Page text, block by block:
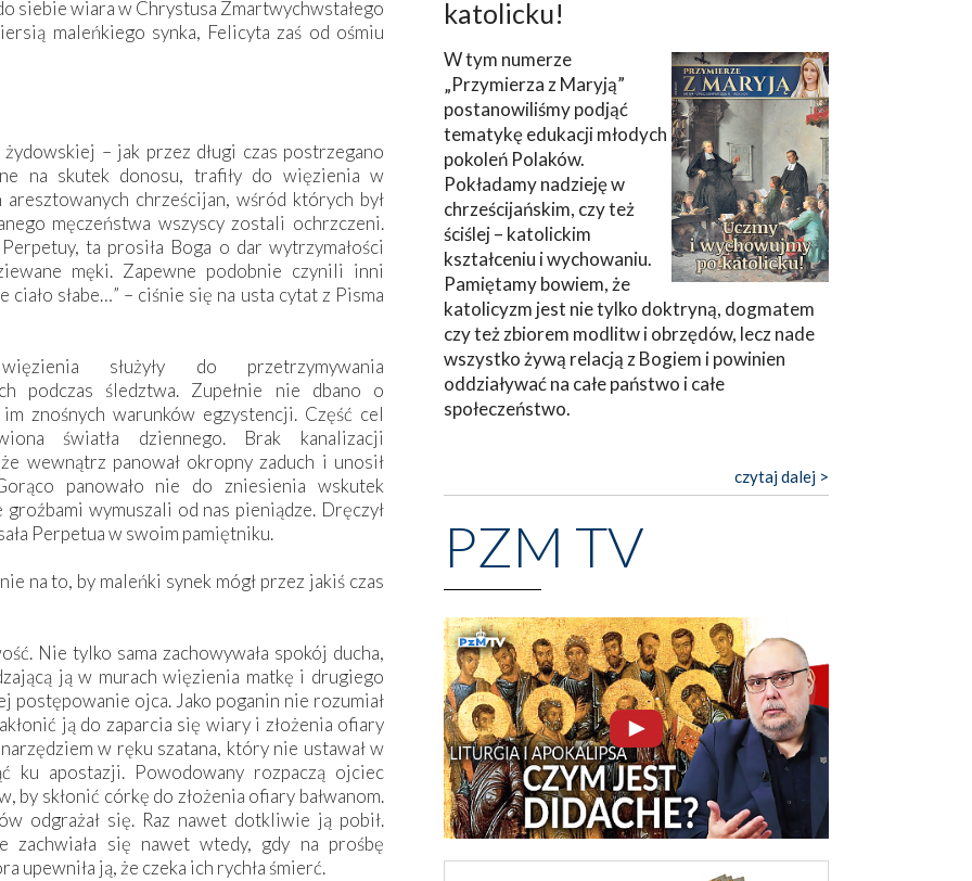
siebie wiara w Chrystusa Zmartwychwstałego
maleńkiego synka, Felicyta zaś od ośmiu
– jak przez długi czas postrzegano
na skutek donosu, trafiły do więzienia w
chrześcijan, wśród których był
męczeństwa wszyscy zostali ochrzczeni.
ta prosiła Boga o dar wytrzymałości
męki. Zapewne podobnie czynili inni
słabe…” – ciśnie się na usta cytat z Pisma
służyły do przetrzymywania
podczas śledztwa. Zupełnie nie dbano o
znośnych warunków egzystencji. Część cel
światła dziennego. Brak kanalizacji
wewnątrz panował okropny zaduch i unosił
panowało nie do zniesienia wskutek
wymuszali od nas pieniądze. Dręczył
Perpetua w swoim pamiętniku.
na to, by maleńki synek mógł przez jakiś czas
Nie tylko sama zachowywała spokój ducha,
ją w murach więzienia matkę i drugiego
postępowanie ojca. Jako poganin nie rozumiał
ją do zaparcia się wiary i złożenia ofiary
w ręku szatana, który nie ustawał w
ku apostazji. Powodowany rozpaczą ojciec
by skłonić córkę do złożenia ofiary bałwanom.
odgrażał się. Raz nawet dotkliwie ją pobił.
zachwiała się nawet wtedy, gdy na prośbę
upewniła ją, że czeka ich rychła śmierć.
katolicku!
W tym numerze
„Przymierza z Maryją”
postanowiliśmy podjąć
tematykę edukacji młodych
pokoleń Polaków.
Pokładamy nadzieję w
chrześcijańskim, czy też
ściślej – katolickim
kształceniu i wychowaniu.
Pamiętamy bowiem, że
katolicyzm jest nie tylko doktryną, dogmatem
czy też zbiorem modlitw i obrzędów, lecz nade
wszystko żywą relacją z Bogiem i powinien
oddziaływać na całe państwo i całe
społeczeństwo.
czytaj dalej >
PZM TV